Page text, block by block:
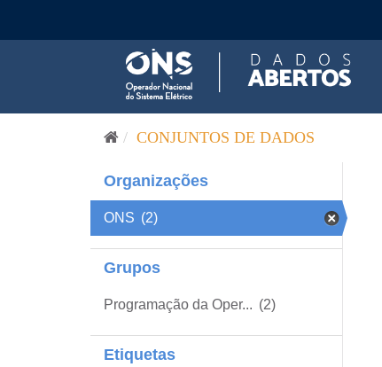
CONJUNTOS DE DADOS
Organizações
ONS (2)
Grupos
Programação da Oper... (2)
Etiquetas